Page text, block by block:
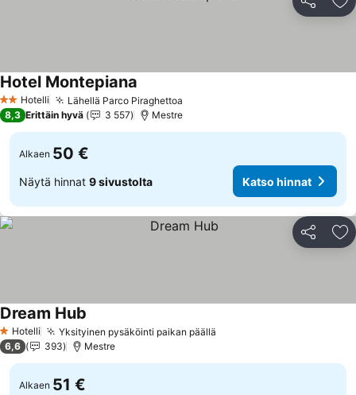
Jaa
2 Tähtiluokitus
Hotelli Lähellä Parco Piraghettoa
Hotel Montepiana
8,3 Erittäin hyvä 3 557 Mestre
Alkaen 50 €
Näytä hinnat 9 sivustolta Katso hinnat
Jaa
1 Tähtiluokitus
Hotelli Yksityinen pysäköinti paikan päällä
Dream Hub
6,6 393 Mestre
Alkaen 51 €